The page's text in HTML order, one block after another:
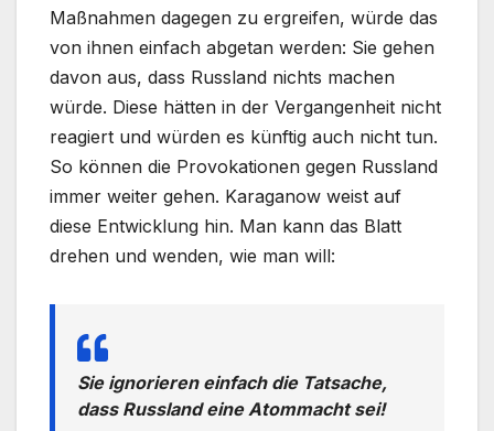
Maßnahmen dagegen zu ergreifen, würde das
von ihnen einfach abgetan werden: Sie gehen
davon aus, dass Russland nichts machen
würde. Diese hätten in der Vergangenheit nicht
reagiert und würden es künftig auch nicht tun.
So können die Provokationen gegen Russland
immer weiter gehen. Karaganow weist auf
diese Entwicklung hin. Man kann das Blatt
drehen und wenden, wie man will:
Sie ignorieren einfach die Tatsache,
dass Russland eine Atommacht sei!